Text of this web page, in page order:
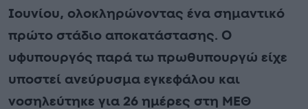
Ιουνίου, ολοκληρώνοντας ένα σημαντικό
πρώτο στάδιο αποκατάστασης. Ο
υφυπουργός παρά τω πρωθυπουργώ είχε
υποστεί ανεύρυσμα εγκεφάλου και
νοσηλεύτηκε για 26 ημέρες στη ΜΕΘ